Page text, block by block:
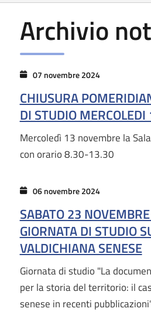
Archivio
07 novembre 2024
CHIUSURA
DI STUDIO
Mercoledì 13 novembre la
con orario 8.30-13.30
06 novembre 2024
SABATO 23
GIORNATA DI STUDIO
VALDICHIANA SENESE
Giornata di studio "La
per la storia del territorio: il
senese in recenti